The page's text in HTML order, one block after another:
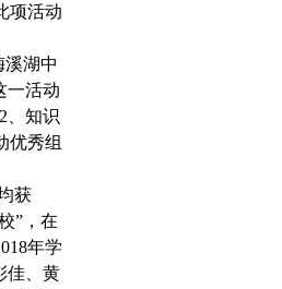
项活动
溪湖中
一活动
、知识
优秀组
获
”，在
年学
佳、黄